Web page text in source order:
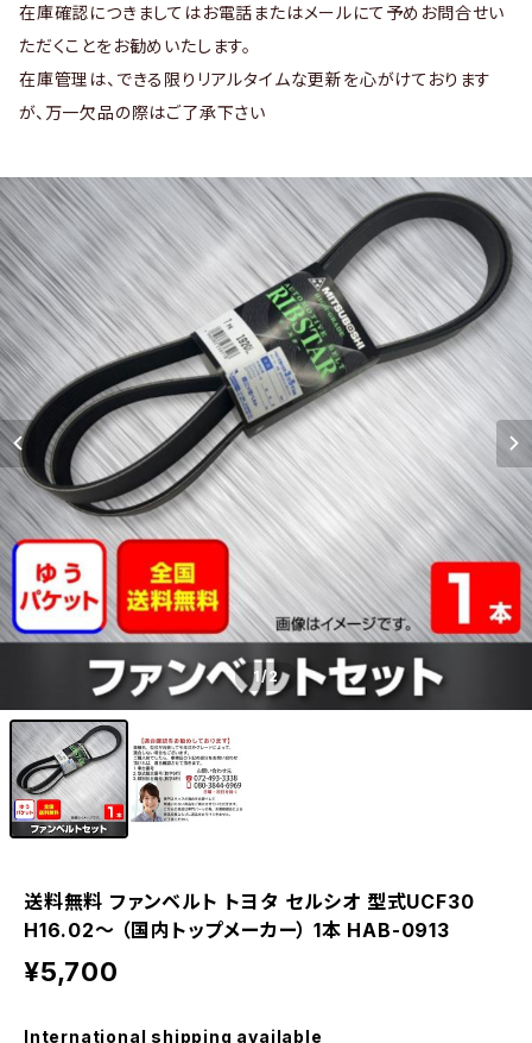
在庫確認につきましてはお電話またはメールにて予めお問合せい
ただくことをお勧めいたします。
在庫管理は、できる限りリアルタイムな更新を心がけております
が、万一欠品の際はご了承下さい
1/2
送料無料 ファンベルト トヨタ セルシオ 型式UCF30
H16.02～ （国内トップメーカー） 1本 HAB-0913
¥5,700
International shipping available